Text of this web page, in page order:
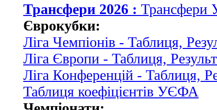
Трансфери 2026 : Трансфери
Єврокубки:
Ліга Чемпіонів - Таблиця,
Ліга Європи - Таблиця,
Ліга Конференцій - Таблиця,
Таблиця коефіцієнтів УЄФА